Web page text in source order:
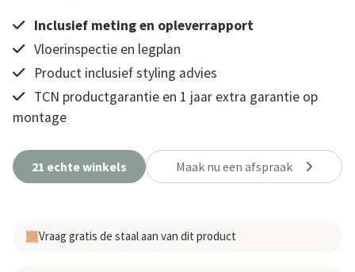
Inclusief meting en opleverrapport
Vloerinspectie en legplan
Product inclusief styling advies
TCN productgarantie en 1 jaar extra garantie op
montage
21 echte winkels Maak nu een afspraak
Vraag gratis de staal aan van dit product